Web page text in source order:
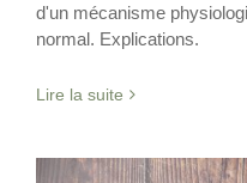
d'un mécanisme
normal. Explications.
Lire la suite